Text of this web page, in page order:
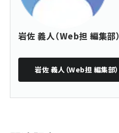
岩佐 義人（Web担 編集部）
岩佐 義人（Web担 編集部）